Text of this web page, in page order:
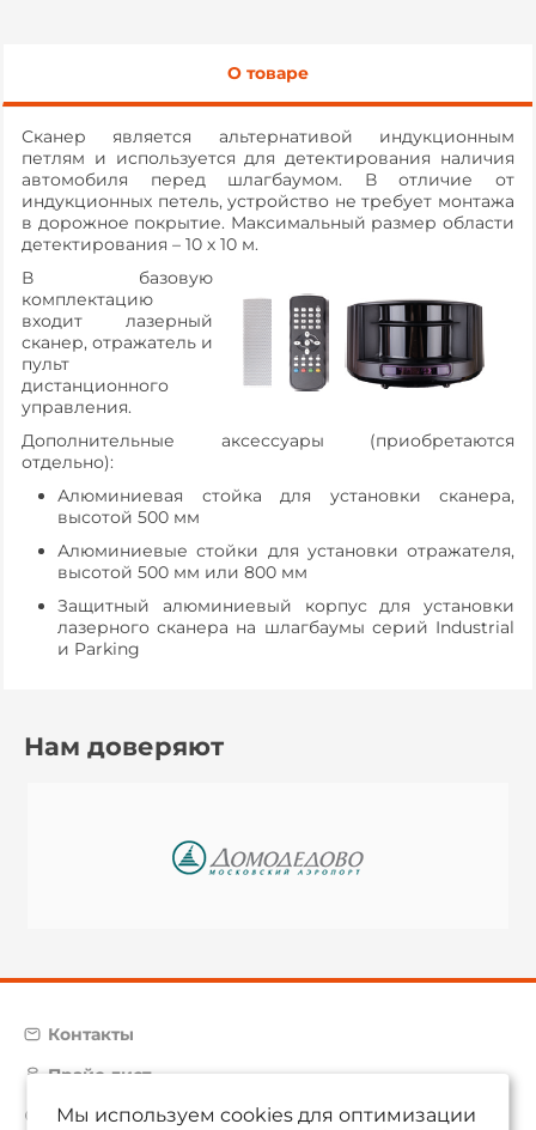
О товаре
Сканер является альтернативой индукционным
петлям и используется для детектирования наличия
автомобиля перед шлагбаумом. В отличие от
индукционных петель, устройство не требует монтажа
в дорожное покрытие. Максимальный размер области
детектирования – 10 х 10 м.
В базовую
комплектацию
входит лазерный
сканер, отражатель и
пульт
дистанционного
управления.
Дополнительные аксессуары (приобретаются
отдельно):
Алюминиевая стойка для установки сканера,
высотой 500 мм
Алюминиевые стойки для установки отражателя,
высотой 500 мм или 800 мм
Защитный алюминиевый корпус для установки
лазерного сканера на шлагбаумы серий Industrial
и Parking
Нам доверяют
Контакты
Прайс-лист
Карта сайта
Мы используем cookies для оптимизации